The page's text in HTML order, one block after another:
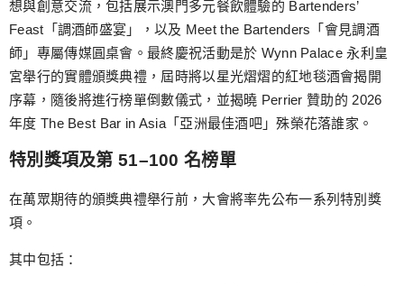
想與創意交流，包括展示澳門多元餐飲體驗的 Bartenders’
Feast「調酒師盛宴」，以及 Meet the Bartenders「會見調酒
師」專屬傳媒圓桌會。最終慶祝活動是於 Wynn Palace 永利皇
宮舉行的實體頒獎典禮，屆時將以星光熠熠的紅地毯酒會揭開
序幕，隨後將進行榜單倒數儀式，並揭曉 Perrier 贊助的 2026
年度 The Best Bar in Asia「亞洲最佳酒吧」殊榮花落誰家。
特別獎項及第 51–100 名榜單
在萬眾期待的頒獎典禮舉行前，大會將率先公布一系列特別獎
項。
其中包括：